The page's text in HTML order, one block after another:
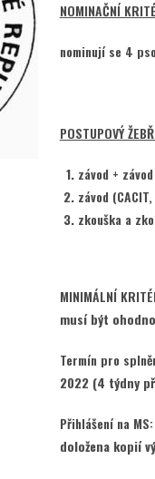
NOMINAČNÍ
nominují se 4
POSTUPOVÝ
závod +
závod
zkouška a
MINIMÁLNÍ
musí být
Termín pro
2022 (4 týdny
Přihlášení na MS:
doložena kopií